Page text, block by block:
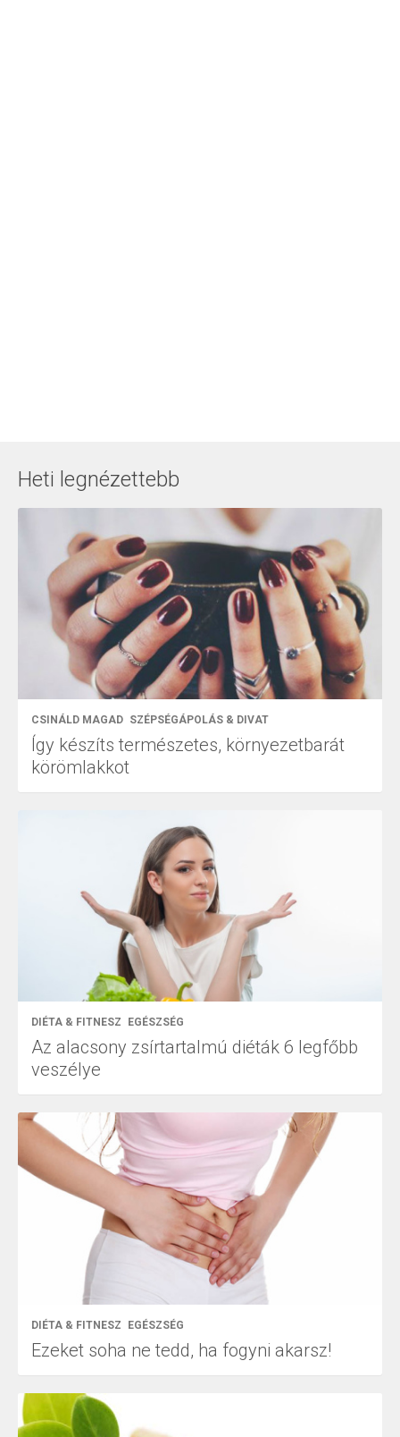
Heti legnézettebb
CSINÁLD MAGAD SZÉPSÉGÁPOLÁS & DIVAT
Így készíts természetes, környezetbarát
körömlakkot
DIÉTA & FITNESZ EGÉSZSÉG
Az alacsony zsírtartalmú diéták 6 legfőbb
veszélye
DIÉTA & FITNESZ EGÉSZSÉG
Ezeket soha ne tedd, ha fogyni akarsz!